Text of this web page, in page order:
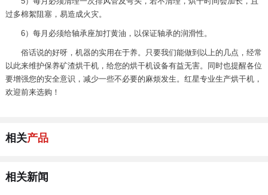
过多棉絮阻塞，易造成火灾。
6）每月必须给轴承座加打黄油，以保证轴承的润滑性。
俗话说的好呀，机器的实用在于养。只要我们能做到以上的几点，经常
以此来维护保养矿渣烘干机，给您的烘干机设备有益无害。同时也提醒各位
要增强您的安全意识，减少一些不必要的麻烦发生。红星专业生产烘干机，
欢迎前来选购！
相关产品
相关新闻